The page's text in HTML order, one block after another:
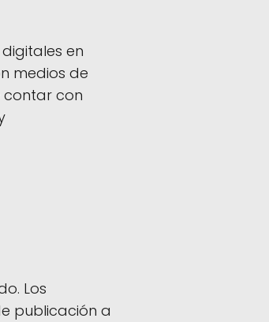
en
medios de
contar con
Los
publicación a